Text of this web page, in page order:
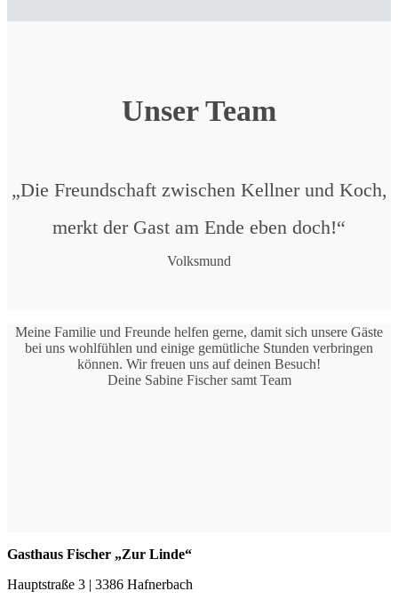
Unser Team
„Die Freundschaft zwischen Kellner und Koch,
merkt der Gast am Ende eben doch!“
Volksmund
Meine Familie und Freunde helfen gerne, damit sich unsere Gäste
bei uns wohlfühlen und einige gemütliche Stunden verbringen
können. Wir freuen uns auf deinen Besuch!
Deine Sabine Fischer samt Team
Gasthaus Fischer „Zur Linde“
Hauptstraße 3 | 3386 Hafnerbach